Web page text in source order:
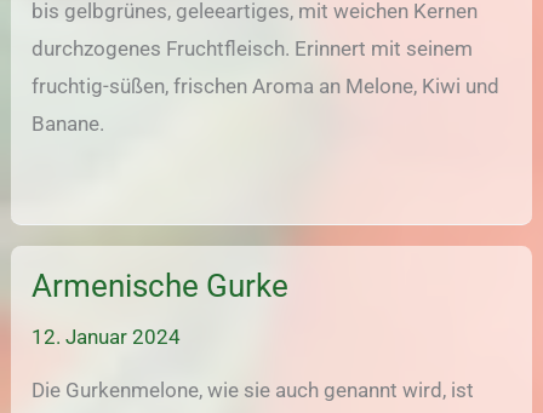
bis gelbgrünes, geleeartiges, mit weichen Kernen
durchzogenes Fruchtfleisch. Erinnert mit seinem
fruchtig-süßen, frischen Aroma an Melone, Kiwi und
Banane.
Armenische Gurke
12. Januar 2024
Die Gurkenmelone, wie sie auch genannt wird, ist